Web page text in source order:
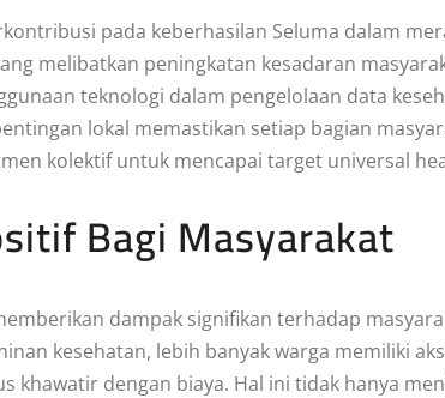
pada keberhasilan Seluma dalam
melibatkan peningkatan kesadaran
teknologi dalam pengelolaan data
lokal memastikan setiap bagian
kolektif untuk mencapai target universal
Bagi Masyarakat
dampak signifikan terhadap
kesehatan, lebih banyak warga memiliki
khawatir dengan biaya. Hal ini tidak hanya